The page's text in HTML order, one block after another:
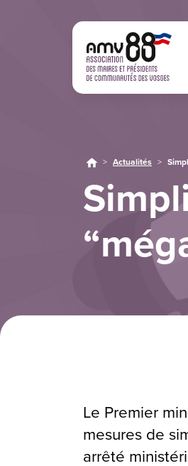
> Actualités >
Le Premier
mesures de
arrêté